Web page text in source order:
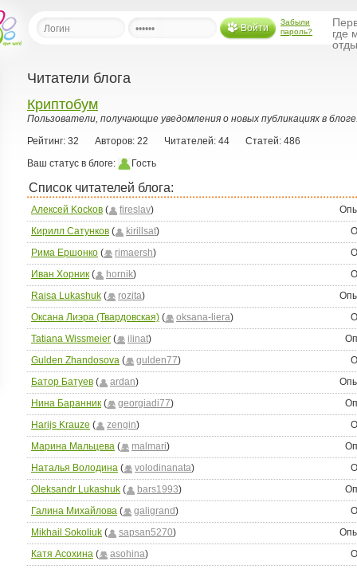
Войти
Забыли
пароль?
где
рассылку
Читатели блога
Криптобум
Пользователи, получающие уведомления о новых публикациях в
Рейтинг: 32
Авторов: 22 Читателей: 44
Статей: 486
Ваш статус в блоге:
Гость
Список читателей блога:
Aлексей Kockoв ( fireslav)
Кирилл Сатунков ( kirillsat)
Рима Ершонко ( rimaersh)
Иван Хорник ( hornik)
Raisa Lukashuk ( rozita)
Оксана Лиэра (Твардовская) ( oksana-liera)
Tatiana Wissmeier ( ilinat)
Gulden Zhandosova ( gulden77)
Батор Батуев ( ardan)
Нина Баранник ( georgiadi77)
Harijs Krauze ( zengin)
Марина Мальцева ( malmari)
Наталья Володина ( volodinanata)
Oleksandr Lukashuk ( bars1993)
Галина Михайлова ( galigrand)
Mikhail Sokoliuk ( sapsan5270)
Катя Асохина ( asohina)